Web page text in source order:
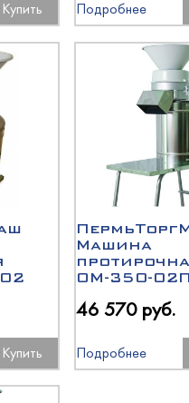
Купить Подробнее
Купить
Машина
ОМ-350-02П
46 570 руб.
Подробнее